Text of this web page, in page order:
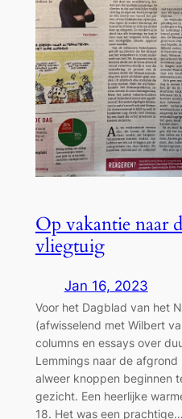
Op vakantie naar
vliegtuig
Jan 16, 2023
Voor het Dagblad van het
(afwisselend met Wilbert
columns en essays over
Lemmings naar de
alweer knoppen beginnen
gezicht. Een heerlijke
18. Het was een prachtige…